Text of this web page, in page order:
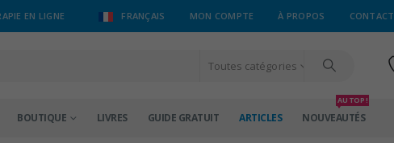
EN LIGNE FRANÇAIS MON COMPTE À PROPOS CONTACT
Toutes catégories
BOUTIQUE LIVRES GUIDE GRATUIT ARTICLES NOUVEAUTÉS
AU TOP !